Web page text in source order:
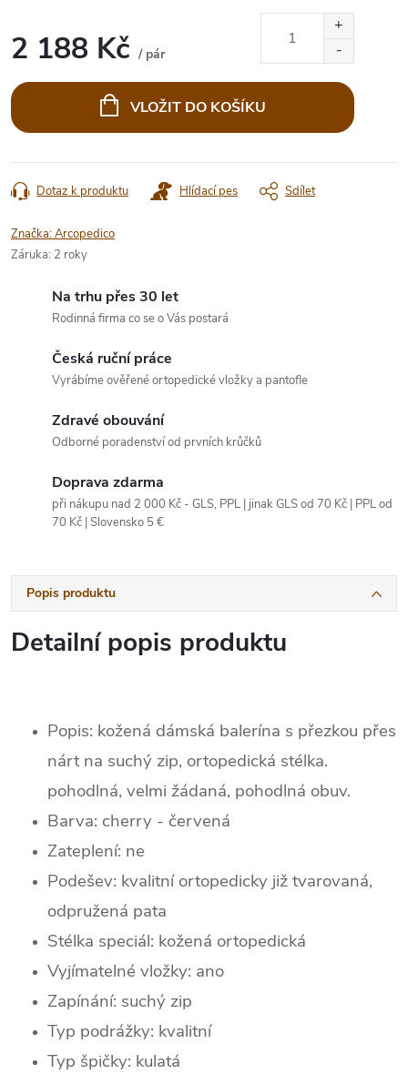
2 188 Kč / pár
cena:
VLOŽIT DO KOŠÍKU
Dotaz k produktu Hlídací pes Sdílet
Značka:Arcopedico
Záruka: 2 roky
Na trhu přes 30 let
Rodinná firma co se o Vás postará
Česká ruční práce
Vyrábíme ověřené ortopedické vložky a pantofle
Zdravé obouvání
Odborné poradenství od prvních krůčků
Doprava zdarma
při nákupu nad 2 000 Kč - GLS, PPL | jinak GLS od 70 Kč | PPL od
70 Kč | Slovensko 5 €
Popis produktu
Detailní popis produktu
Popis: kožená dámská balerína s přezkou přes
nárt na suchý zip, ortopedická stélka.
pohodlná, velmi žádaná, pohodlná obuv.
Barva: cherry - červená
Zateplení: ne
Podešev: kvalitní ortopedicky již tvarovaná,
odpružená pata
Stélka speciál: kožená ortopedická
Vyjímatelné vložky: ano
Zapínání: suchý zip
Typ podrážky: kvalitní
Typ špičky: kulatá